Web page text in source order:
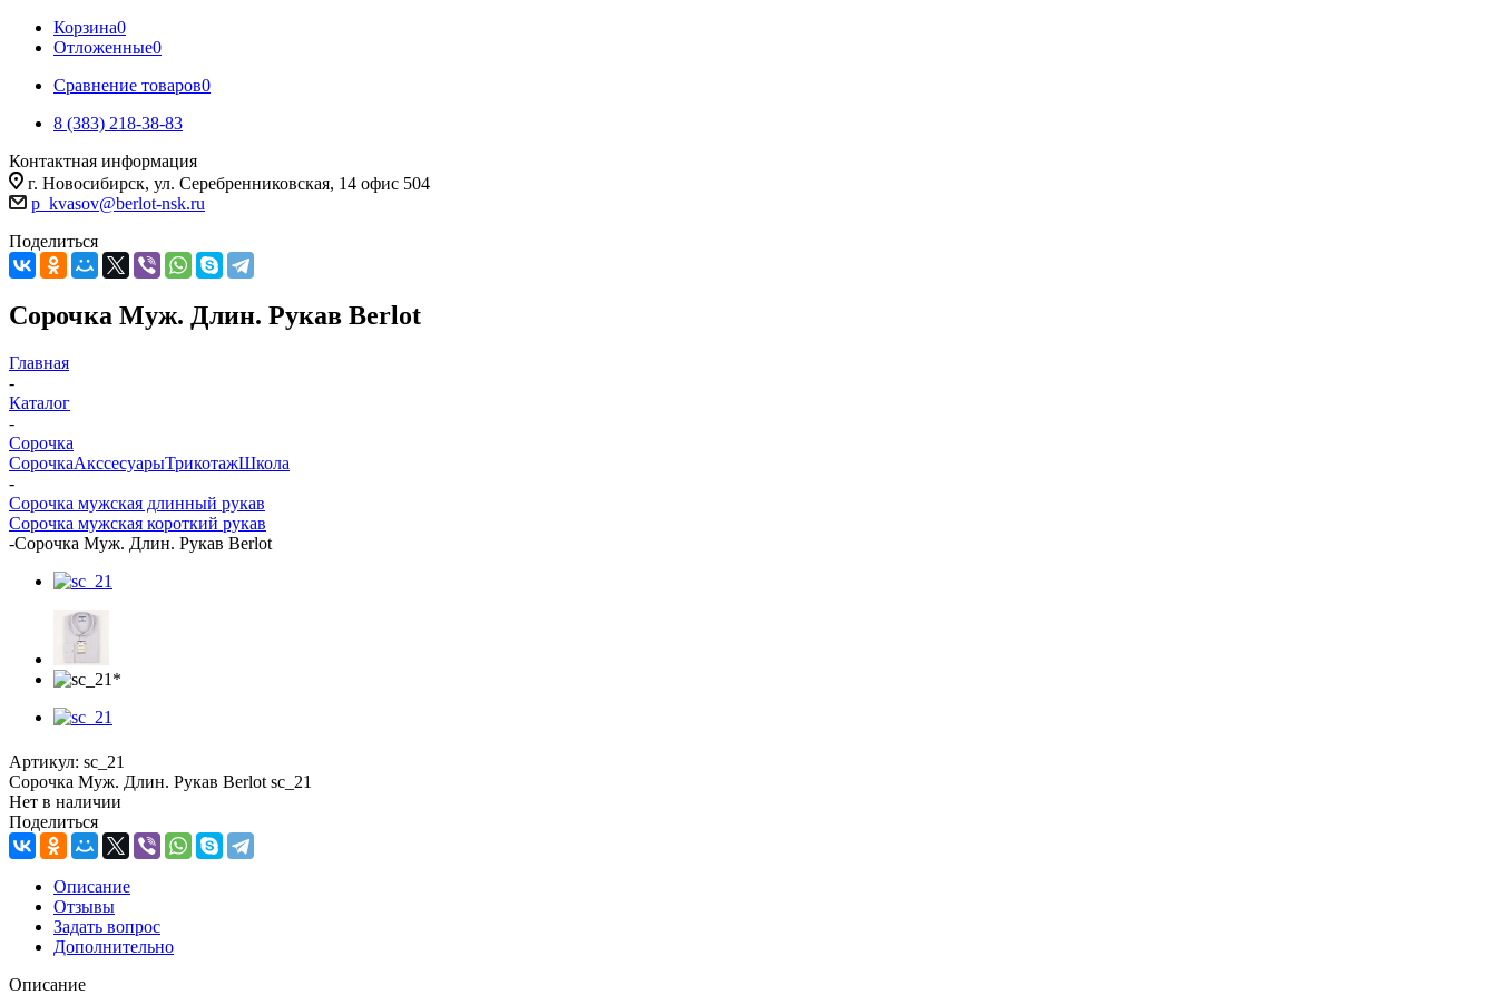
Корзина0
Отложенные0
Сравнение товаров0
8 (383) 218-38-83
Контактная информация
г. Новосибирск, ул. Серебренниковская, 14 офис 504
p_kvasov@berlot-nsk.ru
Поделиться
Сорочка Муж. Длин. Рукав Berlot
Главная
-
Каталог
-
Сорочка
СорочкаАкссесуарыТрикотажШкола
-
Сорочка мужская длинный рукав
Сорочка мужская короткий рукав
-Сорочка Муж. Длин. Рукав Berlot
Артикул: sc_21
Сорочка Муж. Длин. Рукав Berlot sc_21
Нет в наличии
Поделиться
Описание
Отзывы
Задать вопрос
Дополнительно
Описание